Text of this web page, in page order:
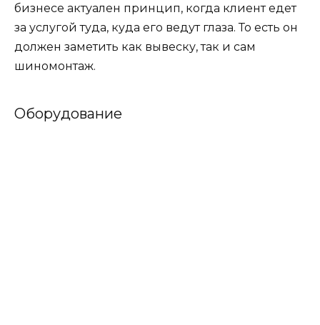
бизнесе актуален принцип, когда клиент едет
за услугой туда, куда его ведут глаза. То есть он
должен заметить как вывеску, так и сам
шиномонтаж.
Оборудование